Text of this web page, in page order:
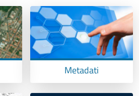
Metadati